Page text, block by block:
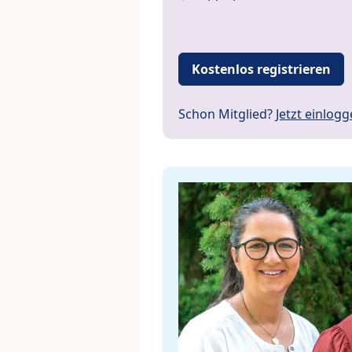
Kostenlos registrieren
Schon Mitglied? Jetzt